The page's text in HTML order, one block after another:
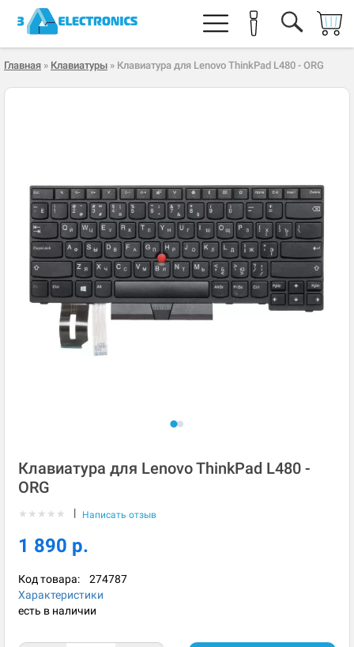
Главная » Клавиатуры » Клавиатура для Lenovo ThinkPad L480 - ORG
Клавиатура для Lenovo ThinkPad L480 -
ORG
★ ★ ★ ★ ★ | Написать отзыв
1 890 р.
Код товара: 274787
Характеристики
есть в наличии